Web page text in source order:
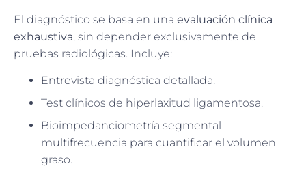
El diagnóstico se basa en una evaluación clínica
exhaustiva, sin depender exclusivamente de
pruebas radiológicas. Incluye:
Entrevista diagnóstica detallada.
Test clínicos de hiperlaxitud ligamentosa.
Bioimpedanciometría segmental
multifrecuencia para cuantificar el volumen
graso.